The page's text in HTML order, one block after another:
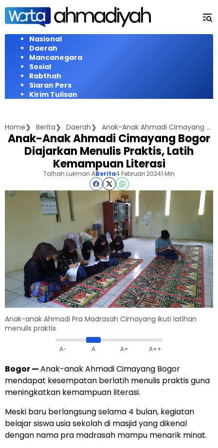
Langsung
konten
Nasional
Daerah
Mancanegara
Sosial
Rabthah
Siaran Pers
Kirim Tulisan
Home Berita Daerah Anak-Anak Ahmadi Cimayang Bogor Diajarkan Menulis Praktis, Latih Kemampuan Literasi
Anak-Anak Ahmadi Cimayang Bogor
Diajarkan Menulis Praktis, Latih
Kemampuan Literasi
Talhah Lukman ABerita4 Februari 20241 Min
Anak-anak Ahmadi Pra Madrasah Cimayang ikuti latihan
menulis praktis
A- A A+ A++
Bogor—Anak-anak Ahmadi Cimayang Bogor
mendapat kesempatan berlatih menulis praktis guna
meningkatkan kemampuan literasi.
Meski baru berlangsung selama 4 bulan, kegiatan
belajar siswa usia sekolah di masjid yang dikenal
dengan nama pra madrasah mampu menarik minat.